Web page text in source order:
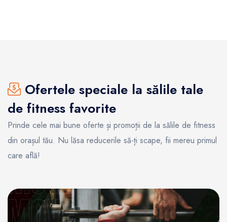
Ofertele speciale la sălile tale
de fitness favorite
Prinde cele mai bune oferte și promoții de la sălile de fitness
din orașul tău. Nu lăsa reducerile să-ți scape, fii mereu primul
care află!